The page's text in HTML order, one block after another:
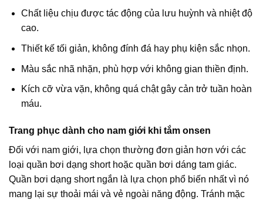
Chất liệu chịu được tác động của lưu huỳnh và nhiệt độ
cao.
Thiết kế tối giản, không đính đá hay phụ kiện sắc nhọn.
Màu sắc nhã nhặn, phù hợp với không gian thiền định.
Kích cỡ vừa vặn, không quá chật gây cản trở tuần hoàn
máu.
Trang phục dành cho nam giới khi tắm onsen
Đối với nam giới, lựa chọn thường đơn giản hơn với các
loại quần bơi dạng short hoặc quần bơi dáng tam giác.
Quần bơi dạng short ngắn là lựa chọn phổ biến nhất vì nó
mang lại sự thoải mái và vẻ ngoài năng động. Tránh mặc